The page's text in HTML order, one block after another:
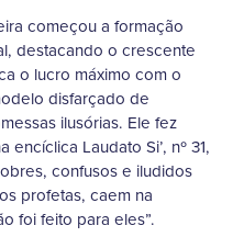
começou a formação
destacando o crescente
o lucro máximo com o
disfarçado de
ilusórias. Ele fez
Laudato Si’, nº 31,
confusos e iludidos
profetas, caem na
foi feito para eles”.